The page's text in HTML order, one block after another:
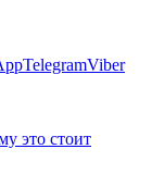
TelegramViber
это стоит